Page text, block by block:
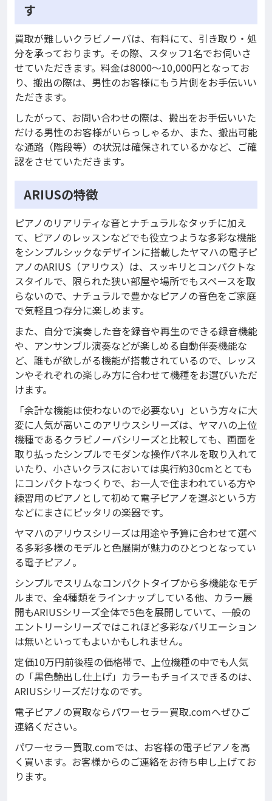
す
買取が難しいクラビノーバは、有料にて、引き取り・処
分を承っております。その際、スタッフ1名でお伺いさ
せていただきます。料金は8000～10,000円となってお
り、搬出の際は、男性のお客様にもう片側をお手伝いい
ただきます。
したがって、お問い合わせの際は、搬出をお手伝いいた
だける男性のお客様がいらっしゃるか、また、搬出可能
な通路（階段等）の状況は確保されているかなど、ご確
認をさせていただきます。
ARIUSの特徴
ピアノのリアリティな音とナチュラルなタッチに加え
て、ピアノのレッスンなどでも役立つような多彩な機能
をシンプルシックなデザインに搭載したヤマハの電子ピ
アノのARIUS（アリウス）は、スッキリとコンパクトな
スタイルで、限られた狭い部屋や場所でもスペースを取
らないので、ナチュラルで豊かなピアノの音色をご家庭
で気軽且つ存分に楽しめます。
また、自分で演奏した音を録音や再生のできる録音機能
や、アンサンブル演奏などが楽しめる自動伴奏機能な
ど、誰もが欲しがる機能が搭載されているので、レッス
ンやそれぞれの楽しみ方に合わせて機種をお選びいただ
けます。
「余計な機能は使わないので必要ない」という方々に大
変に人気が高いこのアリウスシリーズは、ヤマハの上位
機種であるクラビノーバシリーズと比較しても、画面を
取り払ったシンプルでモダンな操作パネルを取り入れて
いたり、小さいクラスにおいては奥行約30cmととても
にコンパクトなつくりで、お一人で住まわれている方や
練習用のピアノとして初めて電子ピアノを選ぶという方
などにまさにピッタリの楽器です。
ヤマハのアリウスシリーズは用途や予算に合わせて選べ
る多彩多様のモデルと色展開が魅力のひとつとなってい
る電子ピアノ。
シンプルでスリムなコンパクトタイプから多機能なモデ
ルまで、全4種類をラインナップしている他、カラー展
開もARIUSシリーズ全体で5色を展開していて、一般の
エントリーシリーズではこれほど多彩なバリエーション
は無いといってもよいかもしれません。
定価10万円前後程の価格帯で、上位機種の中でも人気
の「黒色艶出し仕上げ」カラーもチョイスできるのは、
ARIUSシリーズだけなのです。
電子ピアノの買取ならパワーセラー買取.comへぜひご
連絡ください。
パワーセラー買取.comでは、お客様の電子ピアノを高
く買います。お客様からのご連絡をお待ち申し上げてお
ります。